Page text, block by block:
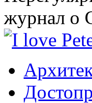
журнал о